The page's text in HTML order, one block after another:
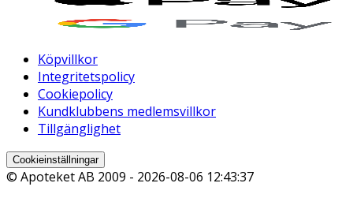
Köpvillkor
Integritetspolicy
Cookiepolicy
Kundklubbens medlemsvillkor
Tillgänglighet
Cookieinställningar
© Apoteket AB 2009 - 2026-08-06 12:43:37